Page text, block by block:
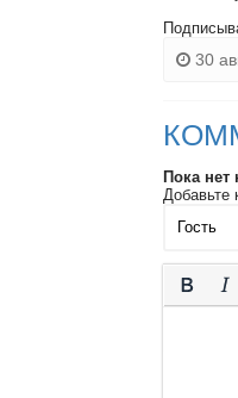
30
Пока нет
Добавьте